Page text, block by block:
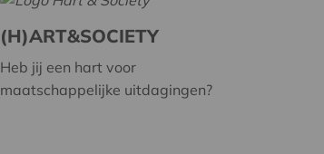
(H)ART&SOCIETY
Heb jij een hart voor
maatschappelijke uitdagingen?